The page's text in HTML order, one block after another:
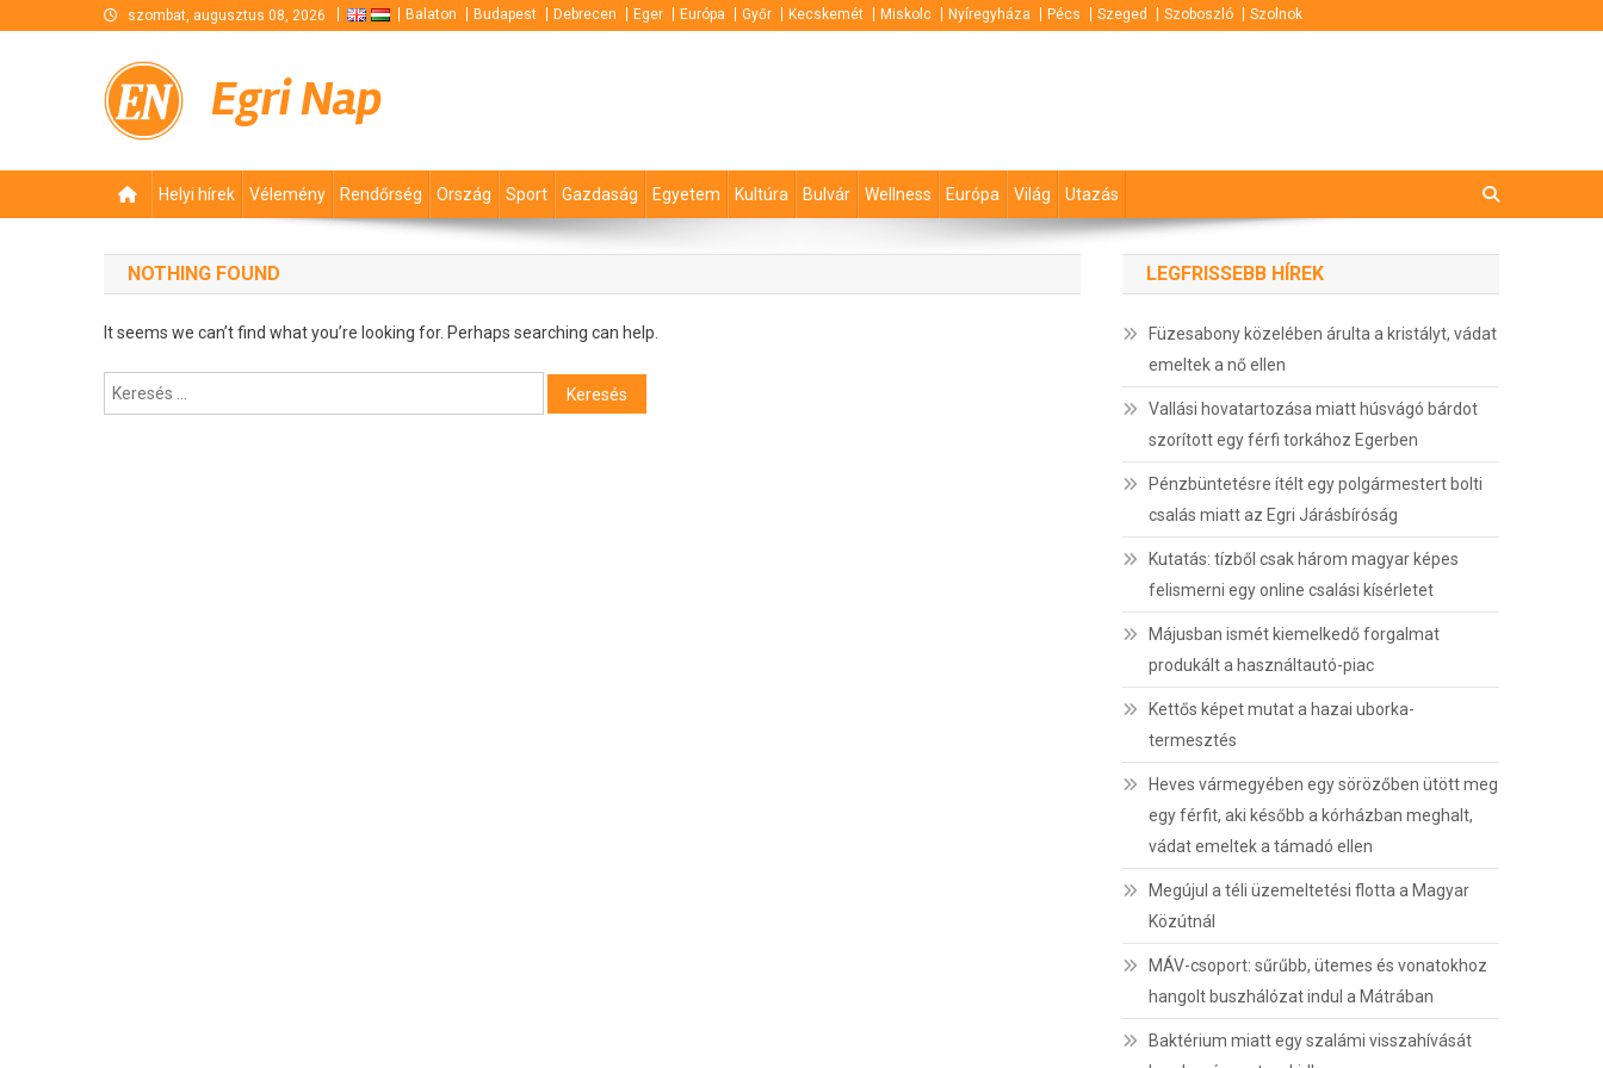
szombat, augusztus 08, 2026 Balaton Budapest Debrecen Eger Európa Győr Kecskemét Miskolc Nyíregyháza Pécs Szeged Szoboszló Szolnok
Egri Nap
Helyi hírek Vélemény Rendőrség Ország Sport Gazdaság Egyetem Kultúra Bulvár Wellness Európa Világ Utazás
NOTHING FOUND
It seems we can’t find what you’re looking for. Perhaps searching can help.
Keresés:
LEGFRISSEBB HÍREK
Füzesabony közelében árulta a kristályt, vádat
emeltek a nő ellen
Vallási hovatartozása miatt húsvágó bárdot
szorított egy férfi torkához Egerben
Pénzbüntetésre ítélt egy polgármestert bolti
csalás miatt az Egri Járásbíróság
Kutatás: tízből csak három magyar képes
felismerni egy online csalási kísérletet
Májusban ismét kiemelkedő forgalmat
produkált a használtautó-piac
Kettős képet mutat a hazai uborka-
termesztés
Heves vármegyében egy sörözőben ütött meg
egy férfit, aki később a kórházban meghalt,
vádat emeltek a támadó ellen
Megújul a téli üzemeltetési flotta a Magyar
Közútnál
MÁV-csoport: sűrűbb, ütemes és vonatokhoz
hangolt buszhálózat indul a Mátrában
Baktérium miatt egy szalámi visszahívását